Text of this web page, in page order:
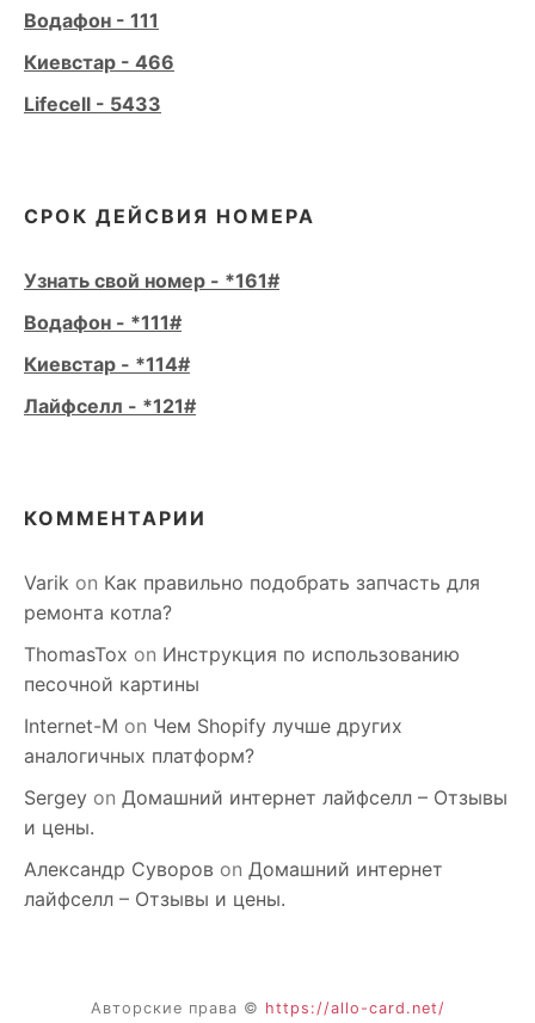
Водафон - 111
Киевстар - 466
Lifecell - 5433
СРОК ДЕЙСВИЯ НОМЕРА
Узнать свой номер - *161#
Водафон - *111#
Киевстар - *114#
Лайфселл - *121#
КОММЕНТАРИИ
Varik on Как правильно подобрать запчасть для
ремонта котла?
ThomasTox on Инструкция по использованию
песочной картины
Internet-M on Чем Shopify лучше других
аналогичных платформ?
Sergey on Домашний интернет лайфселл – Отзывы
и цены.
Александр Суворов on Домашний интернет
лайфселл – Отзывы и цены.
Авторские права © https://allo-card.net/